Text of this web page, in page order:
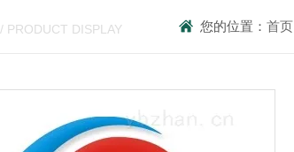
/ PRODUCT DISPLAY 您的位置：首页